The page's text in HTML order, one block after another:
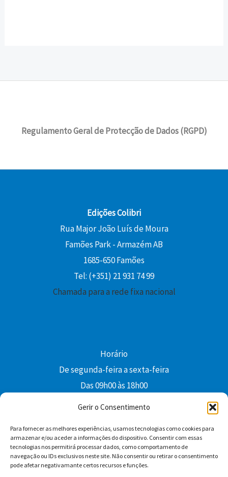
Gerir o Consentimento
Para fornecer as melhores experiências, usamos tecnologias como cookies para
armazenar e/ou aceder a informações do dispositivo. Consentir com essas
tecnologias nos permitirá processar dados, como comportamento de
navegação ou IDs exclusivos neste site. Não consentir ou retirar o consentimento
pode afetar negativamante certos recursos e funções.
Regulamento Geral de Protecção de Dados (RGPD)
Edições Colibri
Rua Major João Luís de Moura
Famões Park - Armazém AB
1685-650 Famões
Tel: (+351) 21 931 74 99
Chamada para a rede fixa nacional
Horário
De segunda-feira a sexta-feira
Das 09h00 às 18h00
Facebook YouTube Instagram
Whatsapp
Condições Gerais de Venda